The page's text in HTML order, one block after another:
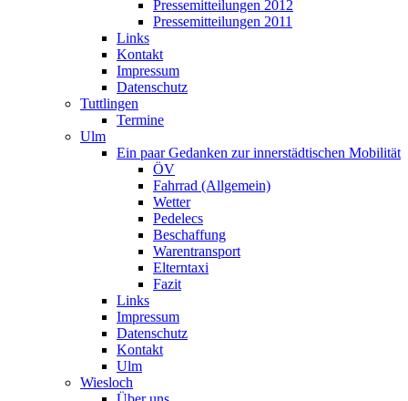
Pressemitteilungen 2012
Pressemitteilungen 2011
Links
Kontakt
Impressum
Datenschutz
Tuttlingen
Termine
Ulm
Ein paar Gedanken zur innerstädtischen Mobilität
ÖV
Fahrrad (Allgemein)
Wetter
Pedelecs
Beschaffung
Warentransport
Elterntaxi
Fazit
Links
Impressum
Datenschutz
Kontakt
Ulm
Wiesloch